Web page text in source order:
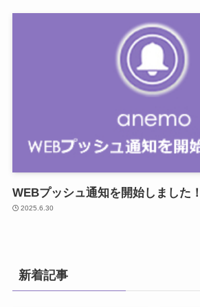
WEBプッシュ通知を開始しました！
2025.6.30
新着記事